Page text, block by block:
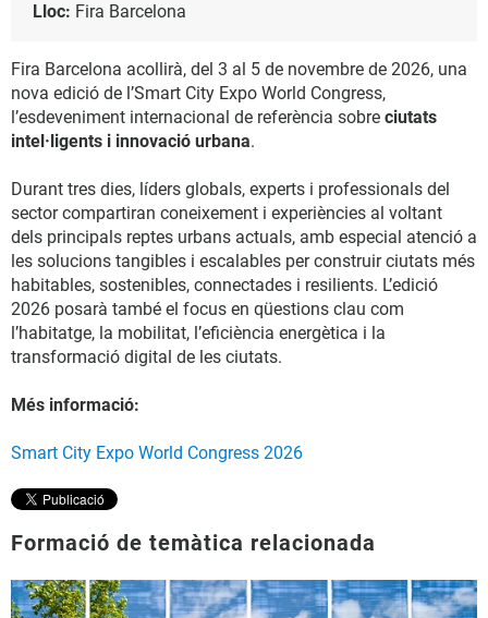
Lloc: Fira Barcelona
Fira Barcelona acollirà, del 3 al 5 de novembre de 2026, una
nova edició de l’Smart City Expo World Congress,
l’esdeveniment internacional de referència sobre ciutats
intel·ligents i innovació urbana.
Durant tres dies, líders globals, experts i professionals del
sector compartiran coneixement i experiències al voltant
dels principals reptes urbans actuals, amb especial atenció a
les solucions tangibles i escalables per construir ciutats més
habitables, sostenibles, connectades i resilients. L’edició
2026 posarà també el focus en qüestions clau com
l’habitatge, la mobilitat, l’eficiència energètica i la
transformació digital de les ciutats.
Més informació:
Smart City Expo World Congress 2026
Formació de temàtica relacionada